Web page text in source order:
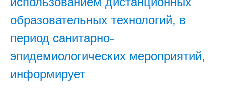
образовательных технологий, в
период санитарно-
эпидемиологических мероприятий,
информирует